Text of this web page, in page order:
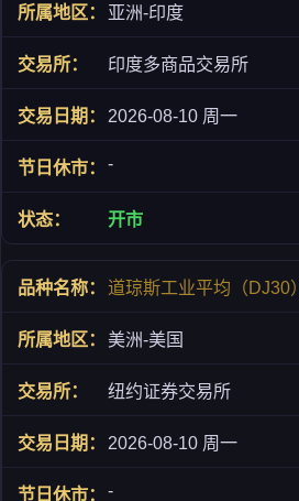
亚洲-印度
印度多商品交易所
2026-08-10 周一
-
开市
道琼斯工业平均（DJ30）
美洲-美国
纽约证券交易所
2026-08-10 周一
-